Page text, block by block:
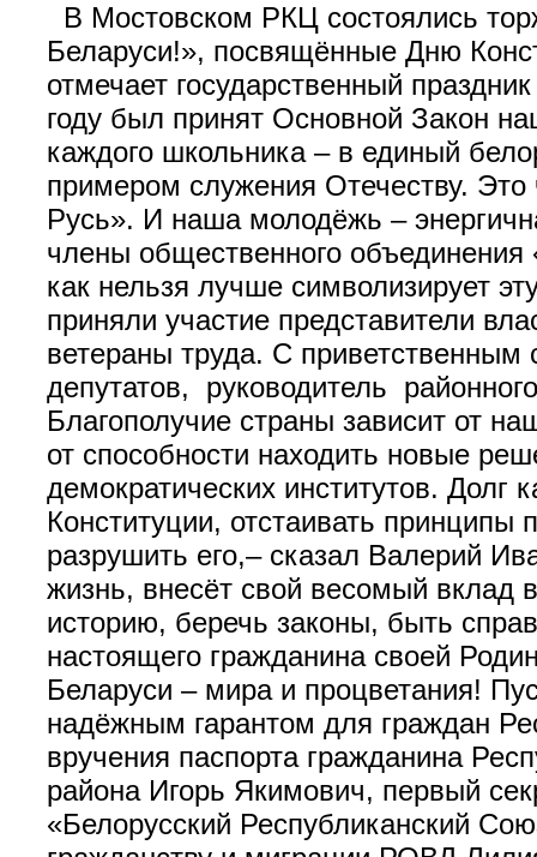
В Мостовском РКЦ состоялись
Беларуси!», посвящённые Дню
отмечает государственный
году был принят Основной Закон
каждого школьника – в единый
примером служения Отечеству. Это
Русь». И наша молодёжь –
члены общественного
как нельзя лучше символизирует
приняли участие представители
ветераны труда. С приветственным
депутатов, руководитель
Благополучие страны зависит от
от способности находить новые
демократических институтов.
Конституции, отстаивать принципы
разрушить его,– сказал Валерий
жизнь, внесёт свой весомый вклад
историю, беречь законы, быть
настоящего гражданина своей
Беларуси – мира и процветания!
надёжным гарантом для граждан
вручения паспорта гражданина
района Игорь Якимович, первый
«Белорусский Республиканский